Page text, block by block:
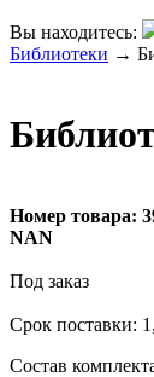
Вы находитесь:
Библиотеки →
Номер товара:
NAN
Под заказ
Cрок поставки:
Состав